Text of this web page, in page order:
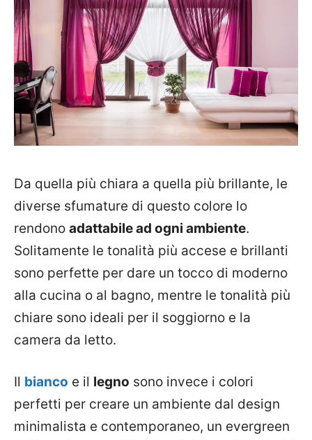
Da quella più chiara a quella più brillante, le
diverse sfumature di questo colore lo
rendono adattabile ad ogni ambiente.
Solitamente le tonalità più accese e brillanti
sono perfette per dare un tocco di moderno
alla cucina o al bagno, mentre le tonalità più
chiare sono ideali per il soggiorno e la
camera da letto.
Il bianco e il legno sono invece i colori
perfetti per creare un ambiente dal design
minimalista e contemporaneo, un evergreen